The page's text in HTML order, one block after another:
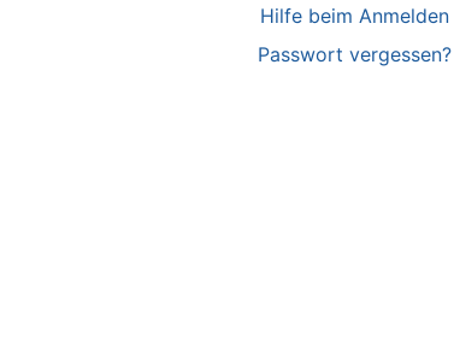
Hilfe beim Anmelden
Passwort vergessen?